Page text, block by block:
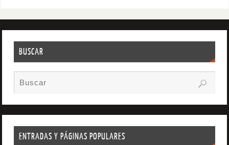
BUSCAR
ENTRADAS Y PÁGINAS POPULARES